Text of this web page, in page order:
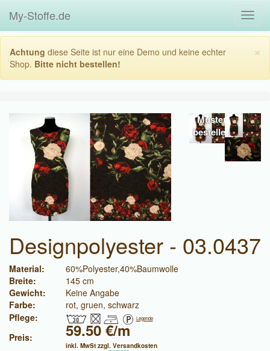
My-Stoffe.de
×
Achtung diese Seite ist nur eine Demo und keine echter
Shop. Bitte nicht bestellen!
Muster
bestellen
Designpolyester - 03.0437
Material:
60%Polyester,40%Baumwolle
Breite:
145 cm
Gewicht:
Keine Angabe
Farbe:
rot, gruen, schwarz
Pflege:
Legende
Preis: 59.50 €/m
inkl. MwSt zzgl. Versandkosten